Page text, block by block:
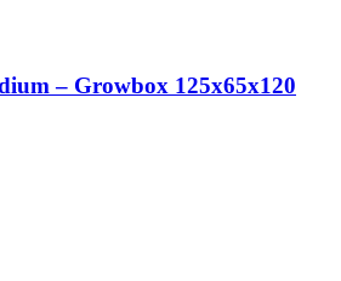
– Growbox 125x65x120